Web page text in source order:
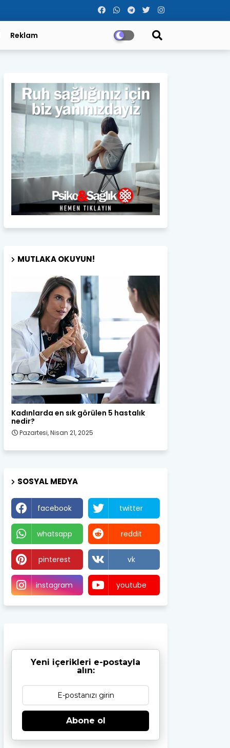
Reklam
MUTLAKA OKUYUN!
Kadın Sağlığı
Kadınlarda en sık görülen 5 hastalık
nedir?
Pazartesi, Nisan 21, 2025
SOSYAL MEDYA
facebook twitter
whatsapp reddit
pinterest vk
instagram youtube
Yeni içerikleri e-postayla
alın:
Abone ol